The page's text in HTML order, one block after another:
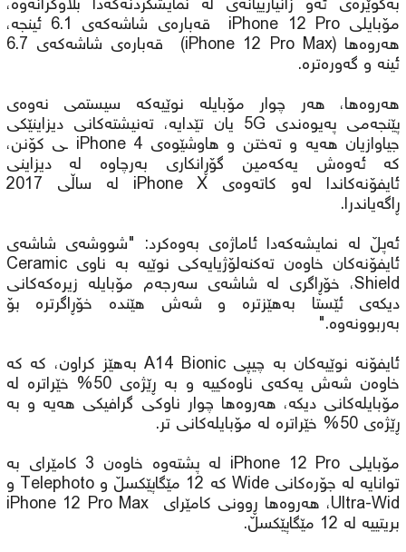
بەگوێرەی ئەو زانیارییانەی لە نمایشکردنەکەدا بڵاوکرانەوە،
مۆبایلی iPhone 12 Pro قەبارەی شاشەکەی 6.1 ئینجە،
هەروەها (iPhone 12 Pro Max) قەبارەی شاشەکەی 6.7
ئینە و گەورەترە.
هەروەها، هەر چوار مۆبایلە نوێیەکە سیستمی نەوەی
پێنجەمی پەیوەندی 5G یان تێدایە، تەنیشتەکانی دیزاینێکی
جیاوازیان هەیە و تەختن و هاوشێوەی iPhone 4 ـی کۆنن،
کە ئەوەش یەکەمین گۆڕانکاری بەرچاوە لە دیزاینی
ئایفۆنەکاندا لەو کاتەوەی iPhone X لە ساڵی 2017
ڕاگەیاندرا.
ئەپڵ لە نمایشەکەدا ئاماژەی بەوەکرد: "شووشەی شاشەی
ئایفۆنەکان خاوەن تەکنەلۆژیایەکی نوێیە بە ناوی Ceramic
Shield، خۆڕاگری لە شاشەی سەرجەم مۆبایلە زیرەکەکانی
دیکەی ئێستا بەهێزترە و شەش هێندە خۆڕاگرترە بۆ
بەربوونەوە."
ئایفۆنە نوێیەکان بە چیپی A14 Bionic بەهێز کراون، کە کە
خاوەن شەش یەکەی ناوەکییە و بە ڕێژەی 50% خێراترە لە
مۆبایلەکانی دیکە، هەروەها چوار ناوکی گرافیکی هەیە و بە
ڕێژەی 50% خێراترە لە مۆبایلەکانی تر.
مۆبایلی iPhone 12 Pro لە پشتەوە خاوەن 3 کامێرای بە
توانایە لە جۆرەکانی Wide کە 12 مێگاپێکسڵ و Telephoto و
Ultra-Wid، هەروەها ڕوونی کامێرای iPhone 12 Pro Max
بریتییە لە 12 مێگاپێکسڵ.